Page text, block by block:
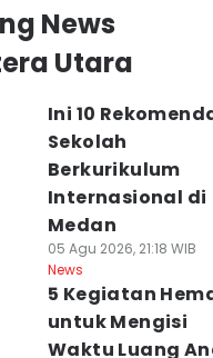
News
Utara
Ini 10
Sekolah
Berkurikulum
Internasional di
Medan
05 Agu 2026, 21:18 WIB
News
5 Kegiatan
untuk Mengisi
Waktu Luang